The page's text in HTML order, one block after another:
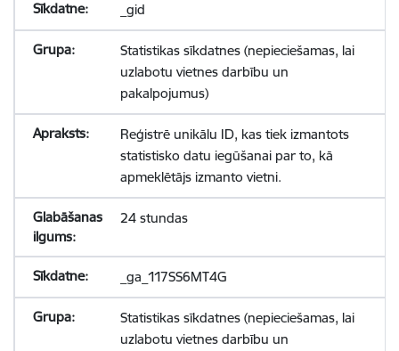
_gid
Statistikas sīkdatnes (nepieciešamas, lai
uzlabotu vietnes darbību un
pakalpojumus)
Reģistrē unikālu ID, kas tiek izmantots
statistisko datu iegūšanai par to, kā
apmeklētājs izmanto vietni.
24 stundas
_ga_117SS6MT4G
Statistikas sīkdatnes (nepieciešamas, lai
uzlabotu vietnes darbību un